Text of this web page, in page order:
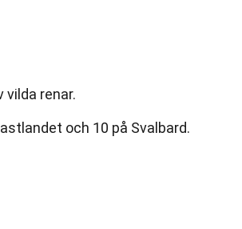
vilda renar.
och 10 på Svalbard.